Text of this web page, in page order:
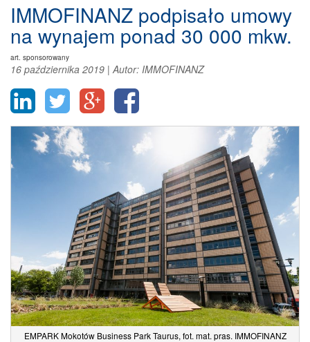
IMMOFINANZ podpisało umowy
na wynajem ponad 30 000 mkw.
art. sponsorowany
16 października 2019 |Autor: IMMOFINANZ
EMPARK Mokotów Business Park Taurus, fot. mat. pras. IMMOFINANZ